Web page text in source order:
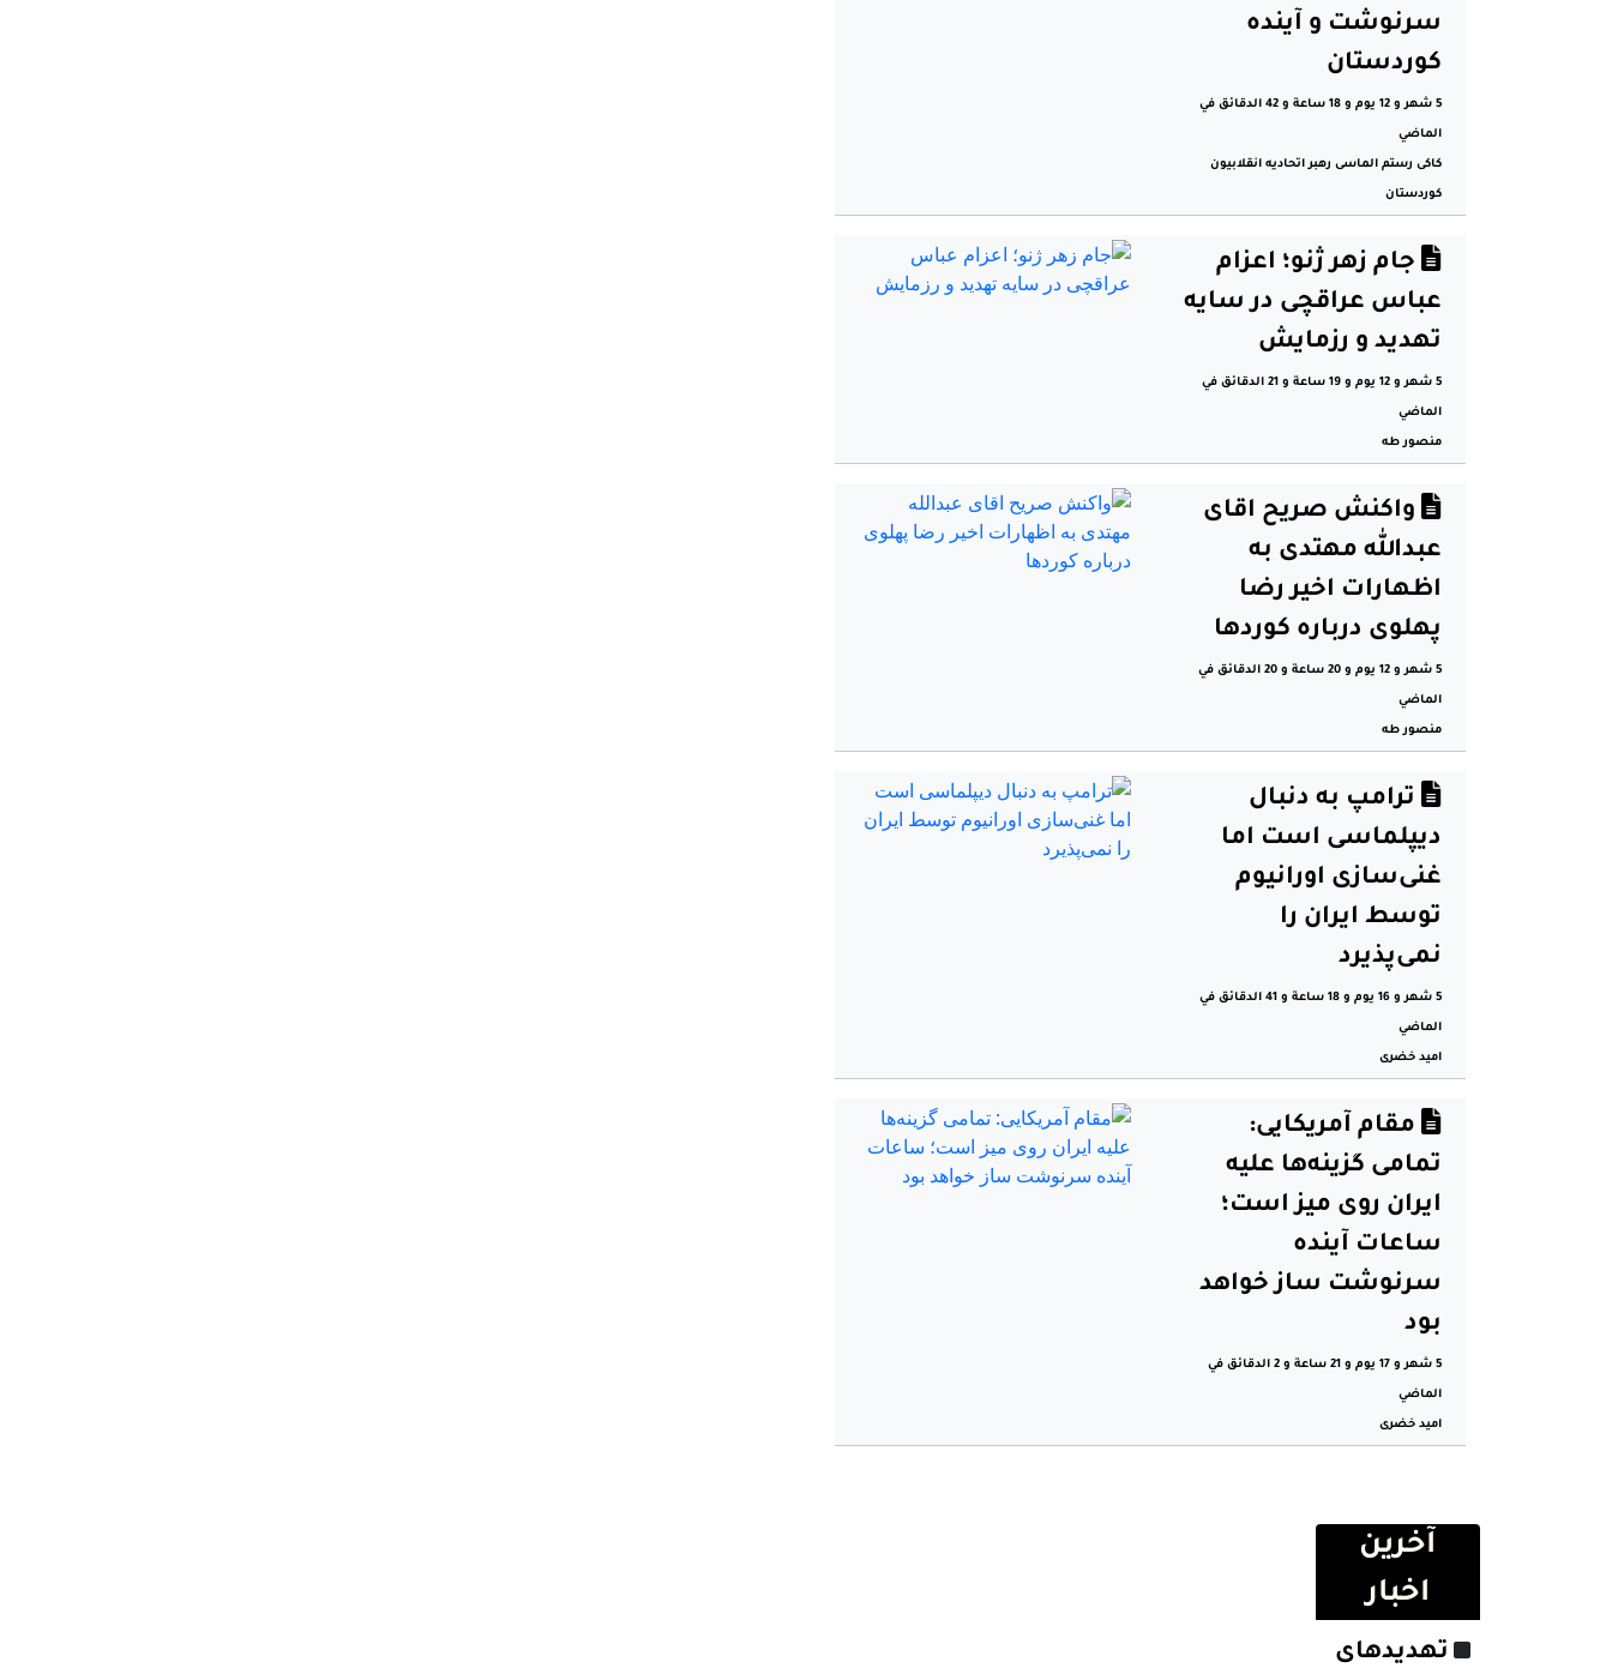
سرنوشت و آینده
کوردستان
5 شهر و 12 يوم و 18 ساعة و 42 الدقائق في
الماضي
کاکی رستم الماسی رهبر اتحادیه انقلابیون
کوردستان
جام زهر ژنو؛ اعزام
عباس عراقچی در سایه
تهدید و رزمایش
5 شهر و 12 يوم و 19 ساعة و 21 الدقائق في
الماضي
منصور طە
واکنش صریح اقای
عبدالله مهتدی به
اظهارات اخیر رضا
پهلوی درباره کوردها
5 شهر و 12 يوم و 20 ساعة و 20 الدقائق في
الماضي
منصور طە
ترامپ به دنبال
دیپلماسی است اما
غنی‌سازی اورانیوم
توسط ایران را
نمی‌پذیرد
5 شهر و 16 يوم و 18 ساعة و 41 الدقائق في
الماضي
امید خضری
مقام آمریکایی:
تمامی گزینه‌ها علیه
ایران روی میز است؛
ساعات آینده
سرنوشت‌ ساز خواهد
بود
5 شهر و 17 يوم و 21 ساعة و 2 الدقائق في
الماضي
امید خضری
آخرین
اخبار
تهدیدهای